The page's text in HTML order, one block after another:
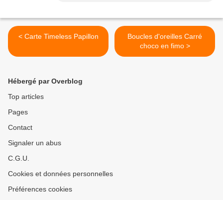
< Carte Timeless Papillon
Boucles d'oreilles Carré
choco en fimo >
Hébergé par Overblog
Top articles
Pages
Contact
Signaler un abus
C.G.U.
Cookies et données personnelles
Préférences cookies